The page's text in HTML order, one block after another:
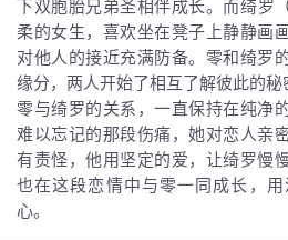
下双胞胎兄弟圣相伴成长。而绮罗
柔的女生，喜欢坐在凳子上静静画
对他人的接近充满防备。零和绮罗
缘分，两人开始了相互了解彼此的秘
零与绮罗的关系，一直保持在纯净
难以忘记的那段伤痛，她对恋人亲
有责怪，他用坚定的爱，让绮罗慢
也在这段恋情中与零一同成长，
心。